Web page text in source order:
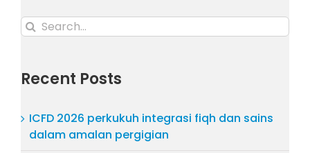
Search
for:
Recent Posts
ICFD 2026 perkukuh integrasi fiqh dan sains
dalam amalan pergigian